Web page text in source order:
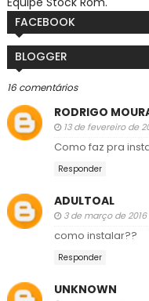
FACEBOOK
BLOGGER
16 comentários
RODRIGO
13 de fevereiro de
Como faz pra
Responder
ADULTOAL
3 de março de 2016
como instalar??
Responder
UNKNOWN